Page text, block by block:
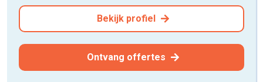
Bekijk profiel
Ontvang offertes